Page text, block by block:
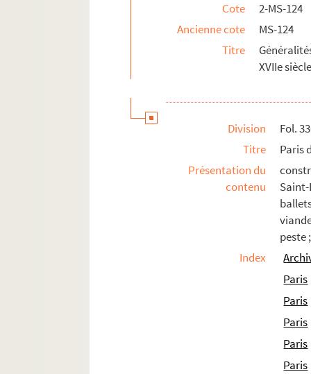
Cote
2-MS-124
Ancienne cote
MS-124
Titre
XVIIe
Division
Fol.
Titre
Paris
Présentation du
contenu
peste
Index
Paris
Paris
Paris
Paris
Paris